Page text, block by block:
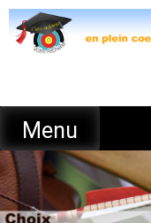
Skip
to
content
Menu